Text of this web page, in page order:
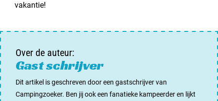
vakantie!
Over de auteur:
Gast schrijver
Dit artikel is geschreven door een gastschrijver van
Campingzoeker. Ben jij ook een fanatieke kampeerder en lijkt